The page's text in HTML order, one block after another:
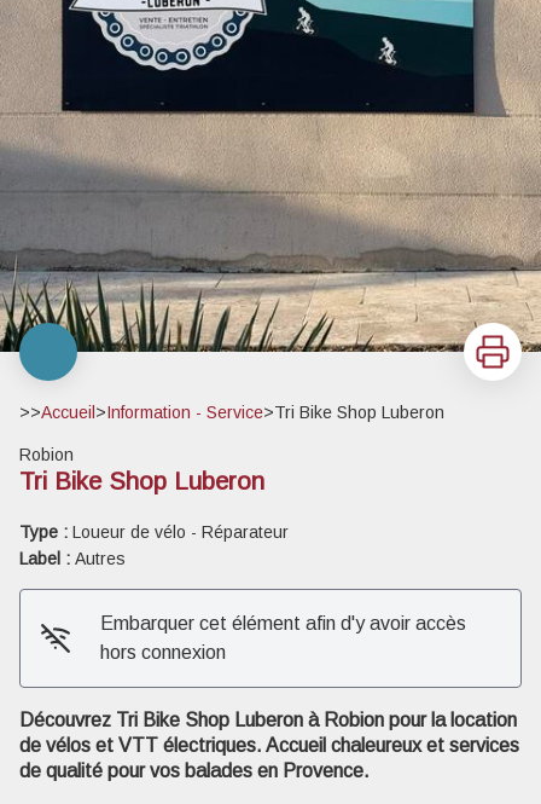
Voir l'image en plein écran
Imprimer
>>Accueil >Information - Service>Tri Bike Shop Luberon
Robion
Tri Bike Shop Luberon
Type : Loueur de vélo - Réparateur
Label : Autres
Embarquer cet élément afin d'y avoir accès
hors connexion
Découvrez Tri Bike Shop Luberon à Robion pour la location
de vélos et VTT électriques. Accueil chaleureux et services
de qualité pour vos balades en Provence.